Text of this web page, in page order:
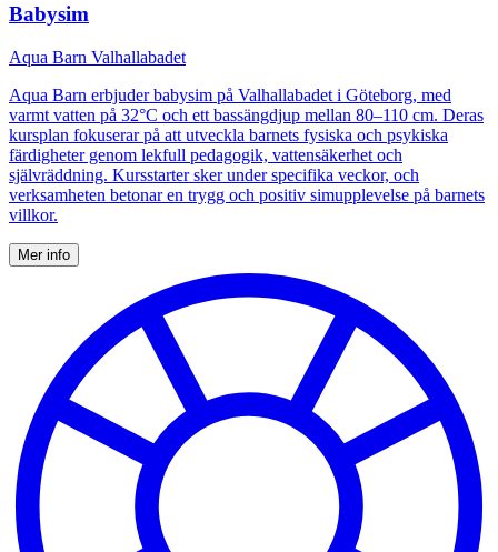
Babysim
Aqua Barn Valhallabadet
Aqua Barn erbjuder babysim på Valhallabadet i Göteborg, med
varmt vatten på 32°C och ett bassängdjup mellan 80–110 cm. Deras
kursplan fokuserar på att utveckla barnets fysiska och psykiska
färdigheter genom lekfull pedagogik, vattensäkerhet och
självräddning. Kursstarter sker under specifika veckor, och
verksamheten betonar en trygg och positiv simupplevelse på barnets
villkor.
Mer info